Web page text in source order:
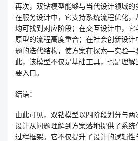
再次，双钻模型能够与当代设计领域的
在服务设计中，它支持系统流程优化
均可找到对应阶段；在交互设计中，
原型的流程高度重合；在社会创新设
题的迭代结构，使方案在探索—实验—
此，该模型不仅是基础工具，也是理
要入口。
结语：
由此可见，双钻模型以四阶段划分与两
设计从问题理解到方案落地提供了系
过程框架。它不仅提升了设计的逻辑